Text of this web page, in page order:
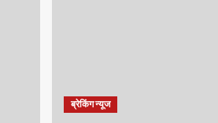
ब्रेकिंग न्यूज